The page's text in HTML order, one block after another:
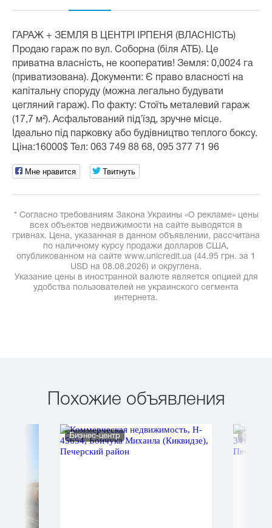
ГАРАЖ + ЗЕМЛЯ В ЦЕНТРІ ІРПЕНЯ (ВЛАСНІСТЬ)
Продаю гараж по вул. Соборна (біля АТБ). Це
приватна власність, не кооператив! Земля: 0,0024 га
(приватизована). Документи: Є право власності на
капітальну споруду (можна легально будувати
цегляний гараж). По факту: Стоїть металевий гараж
(17,7 м²). Асфальтований під'їзд, зручне місце.
Ідеально під парковку або будівництво теплого боксу.
Ціна:16000$ Тел: 063 749 88 68, 095 377 71 96
Мне нравится Твитнуть
* Согласно требованиям Закона Украины «О рекламе» цены
всех объектов недвижимости на сайте выводятся в
гривнах. Цена, указанная в данном объявлении, рассчитана
по наличному курсу продажи долларов США,
опубликованном на сайте www.unicredit.ua (44.95 грн. за 1
USD на 08.08.2026) и округлена.
Указание цены в иностранной валюте является опцией для
удобства пользователей не украинского сегмента
интернета.
Похожие объявления
Бизнес-центр Офис